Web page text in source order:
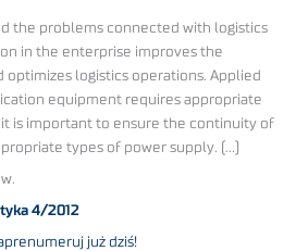
the problems connected with logistics
in the enterprise improves the
logistics operations. Applied
equipment requires appropriate
is important to ensure the continuity of
types of power supply. (…)
4/2012
już dziś!